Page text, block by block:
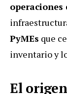
PyMEs que
inventario y
El